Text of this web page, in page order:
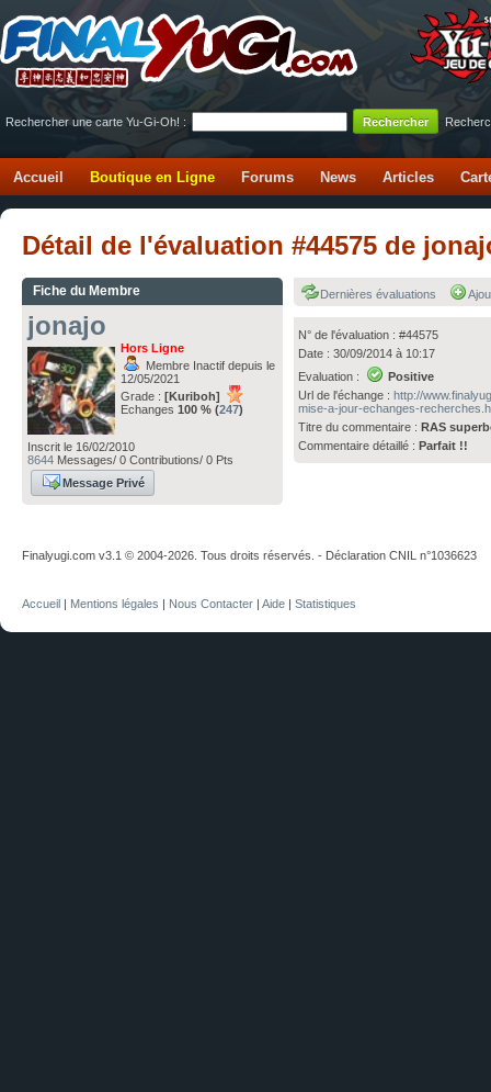
Rechercher une carte Yu-Gi-Oh! :
Accueil Boutique en Ligne Forums News Articles
Détail de l'évaluation #44575 de
Fiche du Membre
jonajo
Hors Ligne
Membre Inactif depuis le
12/05/2021
Grade : [Kuriboh]
Echanges 100 % (247)
Inscrit le 16/02/2010
8644 Messages/ 0 Contributions/ 0 Pts
Message Privé
Dernières évaluations
N° de l'évaluation : #44575
Date : 30/09/2014 à 10:17
Evaluation :
Positive
Url de l'échange :http://
mise-a-jour-echanges-
Titre du commentaire :RAS
Commentaire détaillé :Parfait !!
Finalyugi.com v3.1 © 2004-2026. Tous droits réservés. - Déclaration CNIL n°1036623
Accueil | Mentions légales | Nous Contacter | Aide | Statistiques